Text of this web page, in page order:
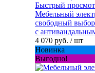
Быстрый
Мебельный
свободный
с
4 070 руб. / шт
Новинка
Выгодно!